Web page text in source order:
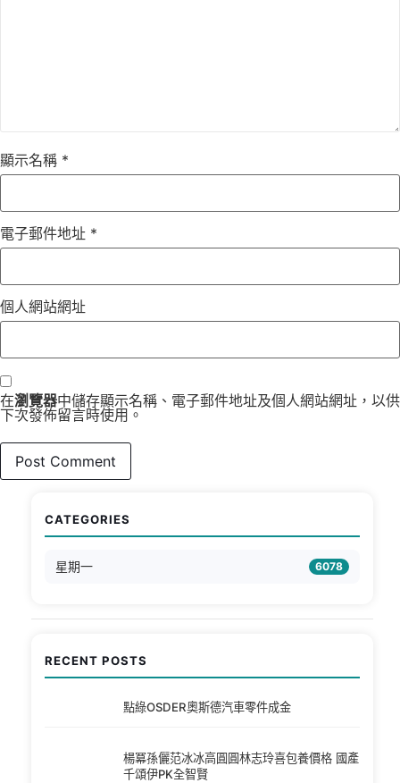
顯示名稱 *
電子郵件地址 *
個人網站網址
在瀏覽器中儲存顯示名稱、電子郵件地址及個人網站網址，以供
下次發佈留言時使用。
CATEGORIES
星期一 6078
RECENT POSTS
點綠OSDER奧斯德汽車零件成金
楊冪孫儷范冰冰高圓圓林志玲喜包養價格 國產
千頌伊PK全智賢